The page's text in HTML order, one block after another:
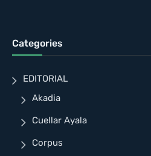
Categories
EDITORIAL
Akadia
Cuellar Ayala
Corpus